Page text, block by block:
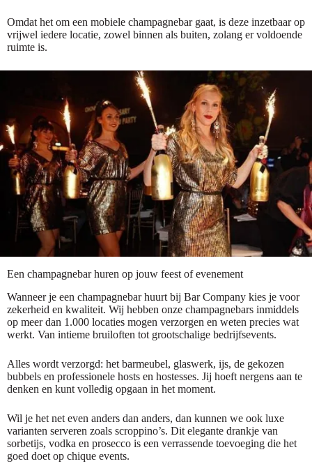
Omdat het om een mobiele champagnebar gaat, is deze inzetbaar op
vrijwel iedere locatie, zowel binnen als buiten, zolang er voldoende
ruimte is.
Een champagnebar huren op jouw feest of evenement
Wanneer je een champagnebar huurt bij Bar Company kies je voor
zekerheid en kwaliteit. Wij hebben onze champagnebars inmiddels
op meer dan 1.000 locaties mogen verzorgen en weten precies wat
werkt. Van intieme bruiloften tot grootschalige bedrijfsevents.
Alles wordt verzorgd: het barmeubel, glaswerk, ijs, de gekozen
bubbels en professionele hosts en hostesses. Jij hoeft nergens aan te
denken en kunt volledig opgaan in het moment.
Wil je het net even anders dan anders, dan kunnen we ook luxe
varianten serveren zoals scroppino’s. Dit elegante drankje van
sorbetijs, vodka en prosecco is een verrassende toevoeging die het
goed doet op chique events.